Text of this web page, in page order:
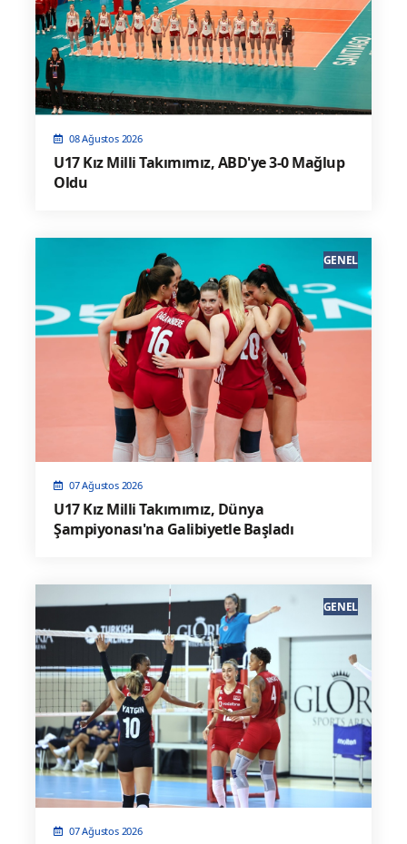
08 Ağustos 2026
U17 Kız Milli Takımımız, ABD'ye 3-0 Mağlup
Oldu
07 Ağustos 2026
U17 Kız Milli Takımımız, Dünya
Şampiyonası'na Galibiyetle Başladı
GENEL
07 Ağustos 2026
GENEL